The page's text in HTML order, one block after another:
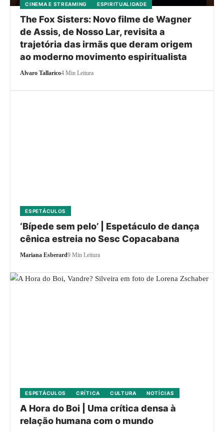
CINEMA E STREAMING ESPIRITUALIDADE
The Fox Sisters: Novo filme de Wagner
de Assis, de Nosso Lar, revisita a
trajetória das irmãs que deram origem
ao moderno movimento espiritualista
Alvaro Tallarico4 Min Leitura
ESPETÁCULOS
‘Bípede sem pelo’ | Espetáculo de dança
cênica estreia no Sesc Copacabana
Mariana Esberard9 Min Leitura
ESPETÁCULOS CRÍTICA CULTURA NOTÍCIAS
A Hora do Boi | Uma crítica densa à
relação humana com o mundo